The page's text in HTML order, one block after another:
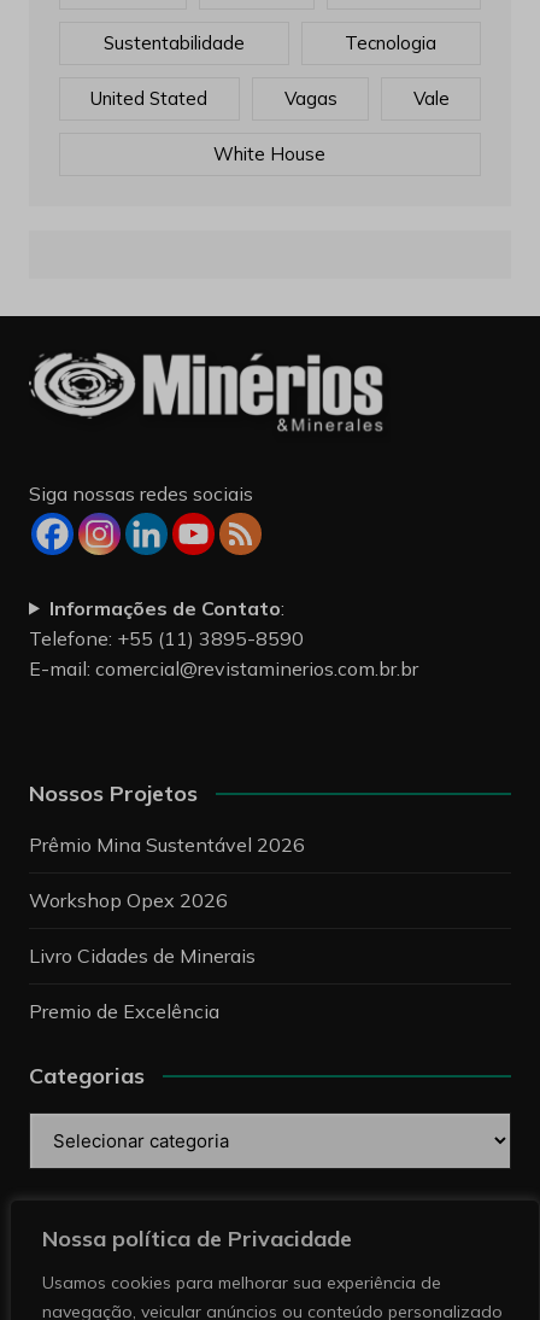
Nossa política de Privacidade
Usamos cookies para melhorar sua experiência de
navegação, veicular anúncios ou conteúdo personalizado
Sustentabilidade Tecnologia
United Stated Vagas Vale
White House
Siga nossas redes sociais
Informações de Contato:
Telefone: +55 (11) 3895-8590
E-mail: comercial@revistaminerios.com.br.br
Nossos Projetos
Prêmio Mina Sustentável 2026
Workshop Opex 2026
Livro Cidades de Minerais
Premio de Excelência
Categorias